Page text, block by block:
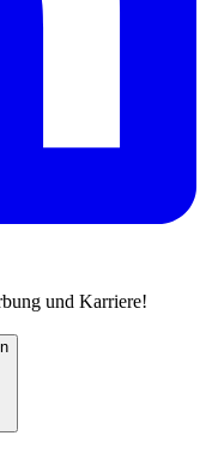
und Karriere!